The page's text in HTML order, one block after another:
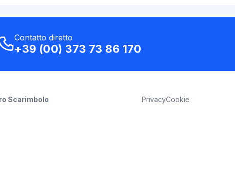
Contatto diretto
+39 (00) 373 73 86 170
Scarimbolo PrivacyCookie